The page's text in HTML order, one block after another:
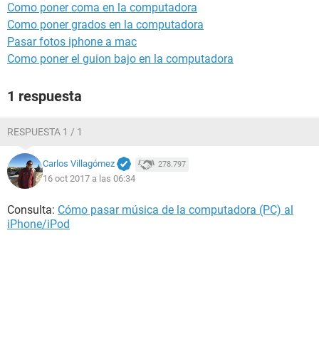
Como poner coma en la computadora
Como poner grados en la computadora
Pasar fotos iphone a mac
Como poner el guion bajo en la computadora
1 respuesta
RESPUESTA 1 / 1
Carlos Villagómez 278.797
16 oct 2017 a las 06:34
Consulta: Cómo pasar música de la computadora (PC) al
iPhone/iPod